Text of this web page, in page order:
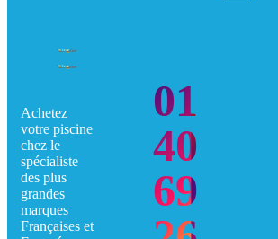
Achetez
votre piscine
chez le
spécialiste
des plus
grandes
marques
Françaises et
01
40
69